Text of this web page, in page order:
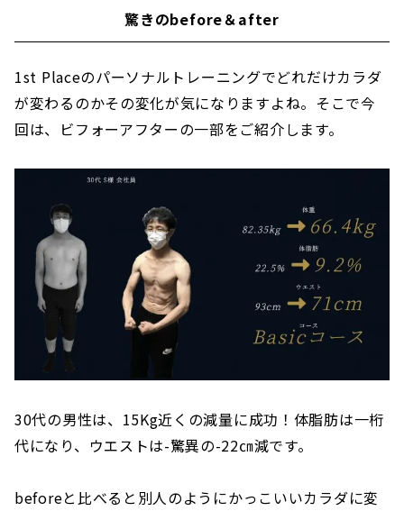
驚きのbefore＆after
1st Placeのパーソナルトレーニングでどれだけカラダ
が変わるのかその変化が気になりますよね。そこで今
回は、ビフォーアフターの一部をご紹介します。
30代の男性は、15Kg近くの減量に成功！体脂肪は一桁
代になり、ウエストは-驚異の-22㎝減です。
beforeと比べると別人のようにかっこいいカラダに変